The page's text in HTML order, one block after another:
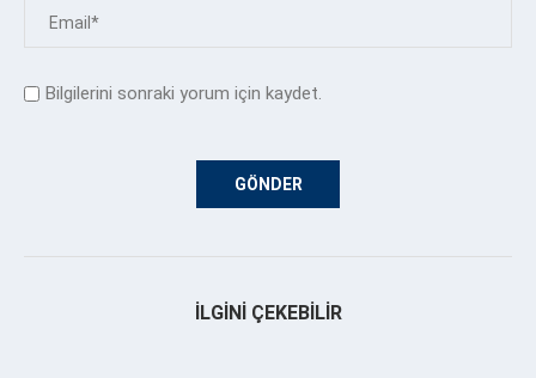
Bilgilerini sonraki yorum için kaydet.
İLGINI ÇEKEBILIR